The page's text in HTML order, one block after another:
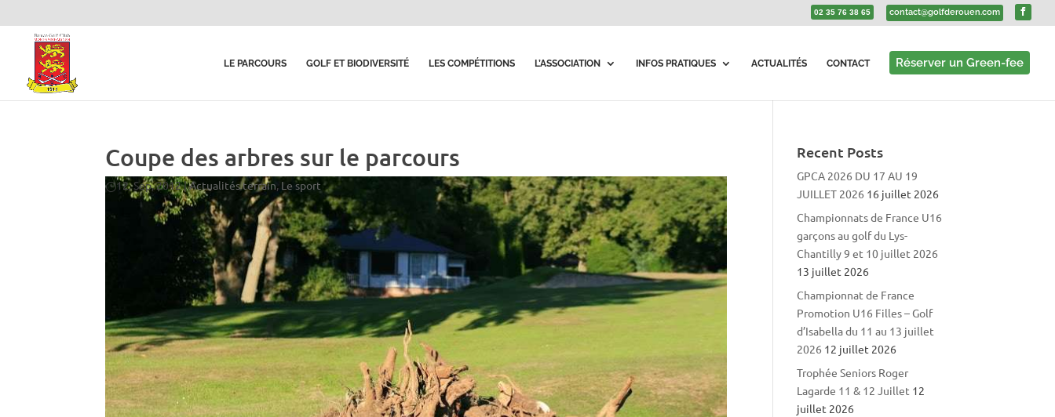
02 35 76 38 65 contact@golfderouen.com
LE PARCOURS GOLF ET BIODIVERSITÉ LES COMPÉTITIONS L’ASSOCIATION INFOS PRATIQUES ACTUALITÉS CONTACT Réserver un Green-fee
Coupe des arbres sur le parcours
12, Sep, 2012|Actualités terrain, Le sport
Recent Posts
GPCA 2026 DU 17 AU 19
JUILLET 2026 16 juillet 2026
Championnats de France U16
garçons au golf du Lys-
Chantilly 9 et 10 juillet 2026
13 juillet 2026
Championnat de France
Promotion U16 Filles – Golf
d’Isabella du 11 au 13 juillet
2026 12 juillet 2026
Trophée Seniors Roger
Lagarde 11 & 12 Juillet 12
juillet 2026